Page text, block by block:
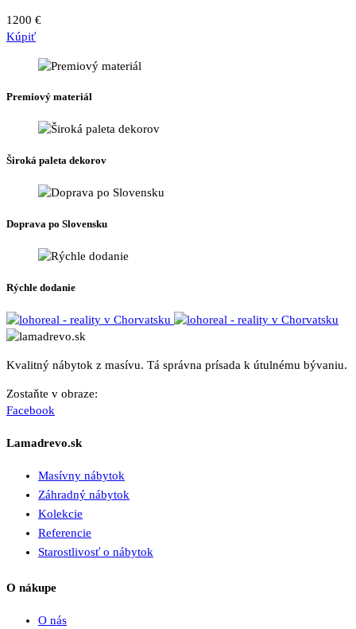
1200 €
Kúpiť
Premiový materiál
Široká paleta dekorov
Doprava po Slovensku
Rýchle dodanie
Kvalitný nábytok z masívu. Tá správna prísada k útulnému bývaniu.
Zostaňte v obraze:
Facebook
Lamadrevo.sk
Masívny nábytok
Záhradný nábytok
Kolekcie
Referencie
Starostlivosť o nábytok
O nákupe
O nás